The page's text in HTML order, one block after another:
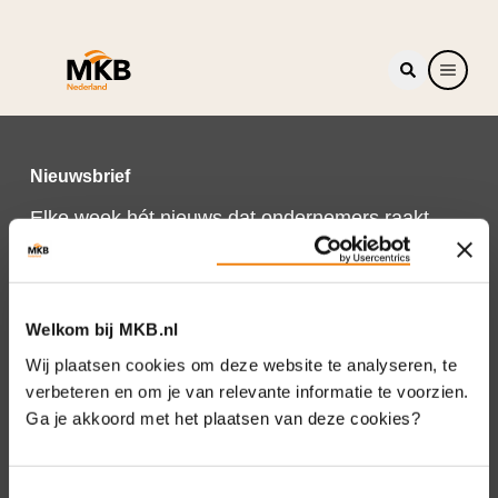
Welkom bij MKB.nl
Wij plaatsen cookies om deze website te analyseren, te
verbeteren en om je van relevante informatie te voorzien.
Ga je akkoord met het plaatsen van deze cookies?
Nieuwsbrief
Elke week hét nieuws dat ondernemers raakt.
Schrijf je nu in voor de MKB-Nederland
nieuwsbrief.
Schrijf je in
Direct naar
Over ons